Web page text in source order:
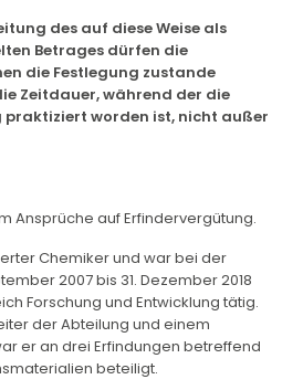
des auf diese Weise als
Betrages dürfen die
die Festlegung zustande
Zeitdauer, während der die
praktiziert worden ist, nicht außer
Ansprüche auf Erfindervergütung.
Chemiker und war bei der
2007 bis 31. Dezember 2018
Forschung und Entwicklung tätig.
der Abteilung und einem
er an drei Erfindungen betreffend
beteiligt.